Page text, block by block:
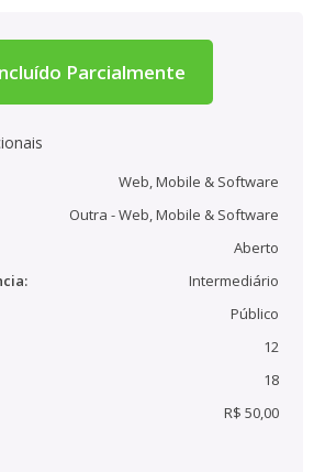
Parcialmente
Web, Mobile & Software
Outra - Web, Mobile & Software
Aberto
Intermediário
Público
12
18
R$ 50,00